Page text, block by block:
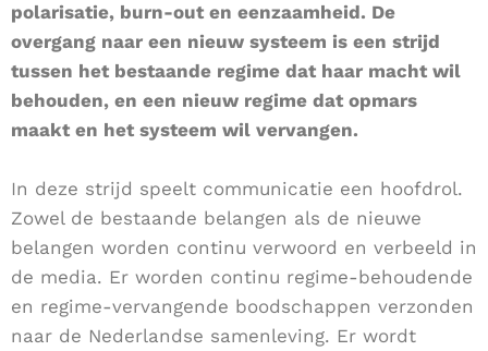
polarisatie, burn-out en eenzaamheid. De
overgang naar een nieuw systeem is een strijd
tussen het bestaande regime dat haar macht wil
behouden, en een nieuw regime dat opmars
maakt en het systeem wil vervangen.
In deze strijd speelt communicatie een hoofdrol.
Zowel de bestaande belangen als de nieuwe
belangen worden continu verwoord en verbeeld in
de media. Er worden continu regime-behoudende
en regime-vervangende boodschappen verzonden
naar de Nederlandse samenleving. Er wordt